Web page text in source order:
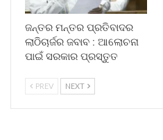
ଜନ୍ତର ମନ୍ତର ପ୍ରତିବାଦର
ଲାଠିଚାର୍ଜର ଜବାବ : ଆଲୋଚନା
ପାଇଁ ସରକାର ପ୍ରସ୍ତୁତ
PREV NEXT